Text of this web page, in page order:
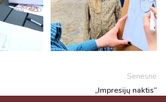
Senesnė
„Impresijų naktis”